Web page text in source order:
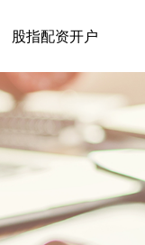
股指配资开户